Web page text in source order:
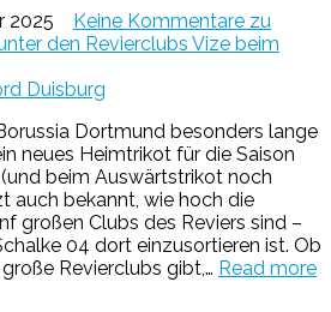
2025 Keine Kommentare zu
den Revierclubs Vize beim
Dortmund besonders lange
neues Heimtrikot für die Saison
beim Auswärtstrikot noch
auch bekannt, wie hoch die
großen Clubs des Reviers sind –
04 dort einzusortieren ist. Ob
Revierclubs gibt,… Read more